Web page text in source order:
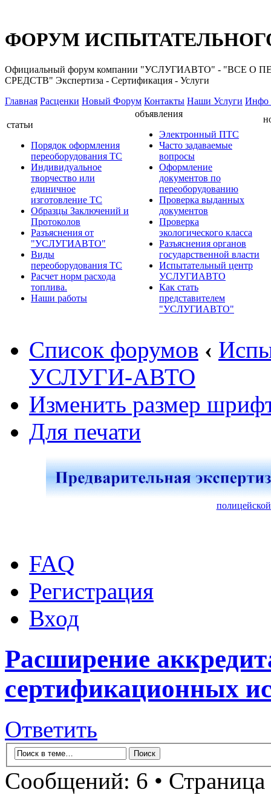
ФОРУМ
Официальный форум компании "УСЛУГИАВТО" -
СРЕДСТВ" Экспертиза - Сертификация - Услуги
Главная Расценки Новый Форум Контакты Наши Услуги Инфо
статьи
Порядок оформления
переоборудования ТС
Индивидуальное
творчество или
единичное
изготовление ТС
Образцы Заключений и
Протоколов
Разъяснения от
"УСЛУГИАВТО"
Виды
переоборудования ТС
Расчет норм расхода
топлива.
Наши работы
объявления
Электронный ПТС
Часто задаваемые
вопросы
Оформление
документов по
переоборудованию
Проверка выданных
документов
Проверка
экологического класса
Разъяснения органов
государственной власти
Испытательный центр
УСЛУГИАВТО
Как стать
представителем
"УСЛУГИАВТО"
Список форумов ‹
УСЛУГИ-АВТО
Изменить размер
Для печати
FAQ
Регистрация
Вход
Расширение
сертификационных
Ответить
Сообщений: 6 • Страница